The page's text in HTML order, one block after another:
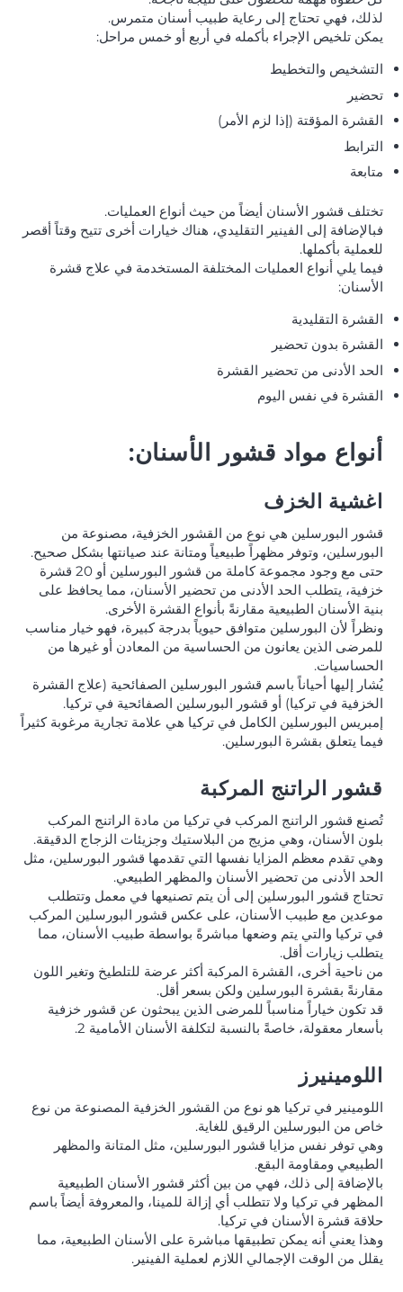
لذلك، فهي تحتاج إلى رعاية طبيب أسنان متمرس.
يمكن تلخيص الإجراء بأكمله في أربع أو خمس مراحل:
التشخيص والتخطيط
تحضير
القشرة المؤقتة (إذا لزم الأمر)
الترابط
متابعة
تختلف قشور الأسنان أيضاً من حيث أنواع العمليات.
فبالإضافة إلى الفينير التقليدي، هناك خيارات أخرى تتيح وقتاً أقصر
للعملية بأكملها.
فيما يلي أنواع العمليات المختلفة المستخدمة في علاج قشرة
الأسنان:
القشرة التقليدية
القشرة بدون تحضير
الحد الأدنى من تحضير القشرة
القشرة في نفس اليوم
أنواع مواد قشور الأسنان:
اغشية الخزف
قشور البورسلين هي نوع من القشور الخزفية، مصنوعة من
البورسلين، وتوفر مظهراً طبيعياً ومتانة عند صيانتها بشكل صحيح.
حتى مع وجود مجموعة كاملة من قشور البورسلين أو 20 قشرة
خزفية، يتطلب الحد الأدنى من تحضير الأسنان، مما يحافظ على
بنية الأسنان الطبيعية مقارنةً بأنواع القشرة الأخرى.
ونظراً لأن البورسلين متوافق حيوياً بدرجة كبيرة، فهو خيار مناسب
للمرضى الذين يعانون من الحساسية من المعادن أو غيرها من
الحساسيات.
يُشار إليها أحياناً باسم قشور البورسلين الصفائحية (علاج القشرة
الخزفية في تركيا) أو قشور البورسلين الصفائحية في تركيا.
إمبريس البورسلين الكامل في تركيا هي علامة تجارية مرغوبة كثيراً
فيما يتعلق بقشرة البورسلين.
قشور الراتنج المركبة
تُصنع قشور الراتنج المركب في تركيا من مادة الراتنج المركب
بلون الأسنان، وهي مزيج من البلاستيك وجزيئات الزجاج الدقيقة.
وهي تقدم معظم المزايا نفسها التي تقدمها قشور البورسلين، مثل
الحد الأدنى من تحضير الأسنان والمظهر الطبيعي.
تحتاج قشور البورسلين إلى أن يتم تصنيعها في معمل وتتطلب
موعدين مع طبيب الأسنان، على عكس قشور البورسلين المركب
في تركيا والتي يتم وضعها مباشرةً بواسطة طبيب الأسنان، مما
يتطلب زيارات أقل.
من ناحية أخرى، القشرة المركبة أكثر عرضة للتلطيخ وتغير اللون
مقارنةً بقشرة البورسلين ولكن بسعر أقل.
قد تكون خياراً مناسباً للمرضى الذين يبحثون عن قشور خزفية
بأسعار معقولة، خاصةً بالنسبة لتكلفة الأسنان الأمامية 2.
اللومينيرز
اللومينير في تركيا هو نوع من القشور الخزفية المصنوعة من نوع
خاص من البورسلين الرقيق للغاية.
وهي توفر نفس مزايا قشور البورسلين، مثل المتانة والمظهر
الطبيعي ومقاومة البقع.
بالإضافة إلى ذلك، فهي من بين أكثر قشور الأسنان الطبيعية
المظهر في تركيا ولا تتطلب أي إزالة للمينا، والمعروفة أيضاً باسم
حلاقة قشرة الأسنان في تركيا.
وهذا يعني أنه يمكن تطبيقها مباشرة على الأسنان الطبيعية، مما
يقلل من الوقت الإجمالي اللازم لعملية الفينير.